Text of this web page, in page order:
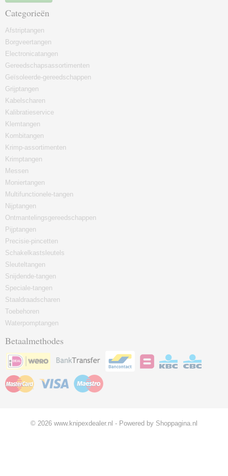
Categorieën
Afstriptangen
Borgveertangen
Electronicatangen
Gereedschapsassortimenten
Geïsoleerde-gereedschappen
Grijptangen
Kabelscharen
Kalibratieservice
Klemtangen
Kombitangen
Krimp-assortimenten
Krimptangen
Messen
Moniertangen
Multifunctionele-tangen
Nijptangen
Ontmantelingsgereedschappen
Pijptangen
Precisie-pincetten
Schakelkastsleutels
Sleuteltangen
Snijdende-tangen
Speciale-tangen
Staaldraadscharen
Toebehoren
Waterpomptangen
Betaalmethodes
© 2026 www.knipexdealer.nl - Powered by Shoppagina.nl